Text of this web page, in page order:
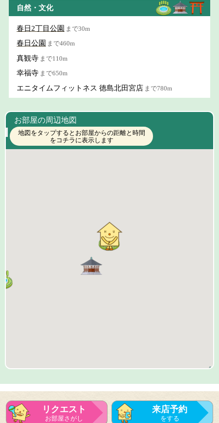
自然・文化
春日2丁目公園 まで30m
春日公園 まで460m
真観寺 まで110m
幸福寺 まで650m
エニタイムフィットネス 徳島北田宮店 まで780m
お部屋の周辺地図
地図をタップするとお部屋からの距離と時間
をコチラに表示します
リクエスト
お部屋さがし
来店予約
をする